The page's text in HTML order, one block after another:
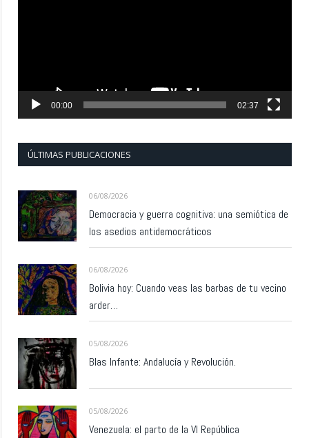
00:00 02:37
ÚLTIMAS PUBLICACIONES
06/08/2026
Democracia y guerra cognitiva: una semiótica de
los asedios antidemocráticos
06/08/2026
Bolivia hoy: Cuando veas las barbas de tu vecino
arder…
05/08/2026
Blas Infante: Andalucía y Revolución.
05/08/2026
Venezuela: el parto de la VI República